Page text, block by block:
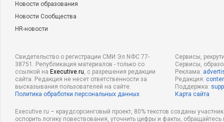
Новости образования
Новости Сообщества
HR-новости
Свидетельство о регистрации СМИ Эл NФС 77-
38751. Републикация материалов - только со
ссылкой на Executive.ru, с разрешения редакции
сайта. Редакция не несет ответственности за
высказывания пользователей на сайте.
Политика обработки персональных данных
Сервисы,
Сервисы,
Реклама:
Редакция:
Поддержка:
Карта сайта
Executive.ru – краудсорсинговый проект, 80% текстов созданы
оспорить логику повествования, уточнить цифры и факты,